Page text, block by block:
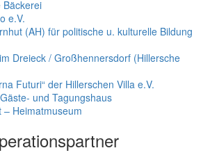
Bäckerei
e.V.
(AH) für politische u. kulturelle Bildung
Dreieck / Großhennersdorf (Hillersche
Futuri“ der Hillerschen Villa e.V.
und Tagungshaus
– Heimatmuseum